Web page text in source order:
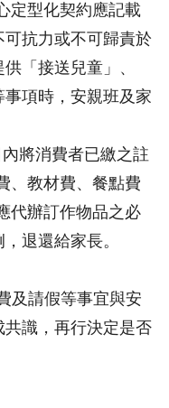
定型化契約應記載
抗力或不可歸責於
「接送兒童」、
事項時，安親班及家
將消費者已繳之註
、教材費、餐點費
代辦訂作物品之必
退還給家長。
請假等事宜與安
識，再行決定是否